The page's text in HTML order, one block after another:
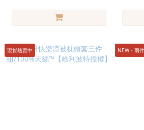
現貨熱賣中 NEW・兩